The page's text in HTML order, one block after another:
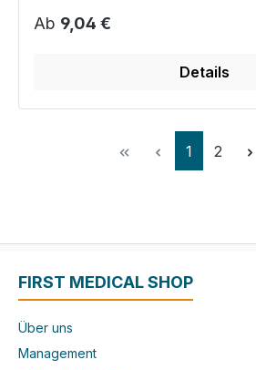
Regulärer Preis:
Ab 9,04 €
Details
Seite
1 Seite
2
FIRST MEDICAL SHOP
Über uns
Management